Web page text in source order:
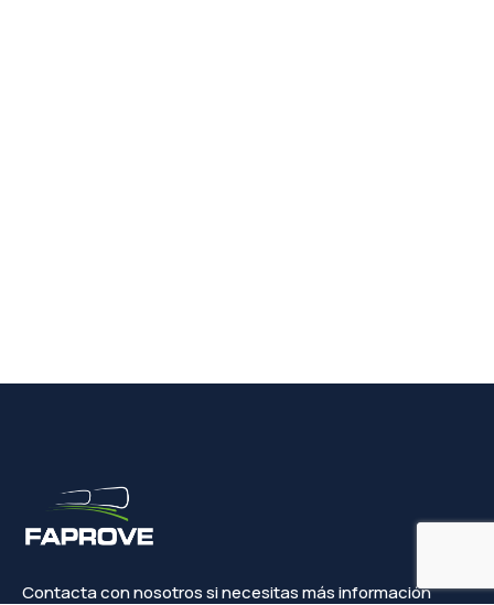
Contacta con nosotros si necesitas más información